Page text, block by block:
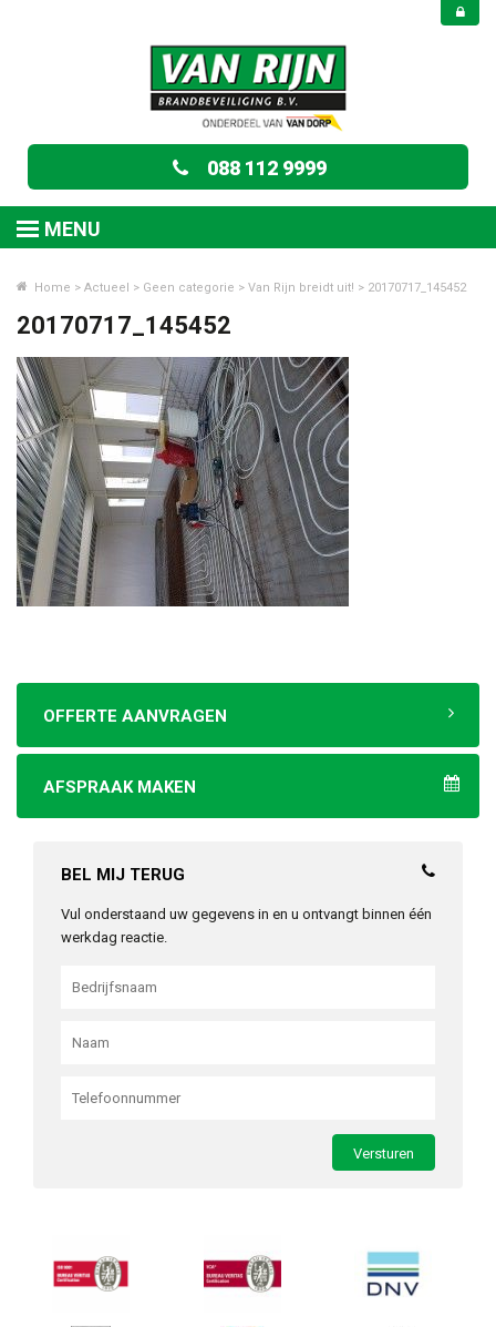
088 112 9999
MENU
Home > Actueel > Geen categorie > Van Rijn breidt uit! > 20170717_145452
20170717_145452
OFFERTE AANVRAGEN
AFSPRAAK MAKEN
BEL MIJ TERUG
Vul onderstaand uw gegevens in en u ontvangt binnen één
werkdag reactie.